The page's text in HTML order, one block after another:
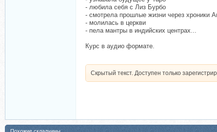
- любила себя с Лиз Бурбо
- смотрела прошлые жизни через хроники
- молилась в церкви
- пела мантры в индийских центрах...
Курс в аудио формате.
Скрытый текст. Доступен только